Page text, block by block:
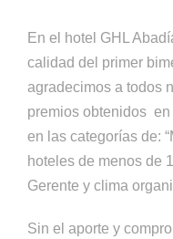
En el hotel GHL
calidad del primer
agradecimos a todos
premios obtenidos
en las categorías de:
hoteles de menos de
Gerente y clima
Sin el aporte y